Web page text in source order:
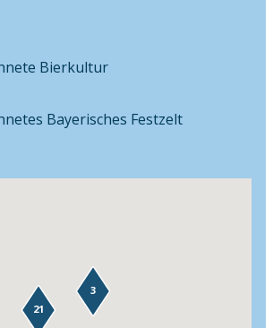
Bierkultur
Festzelt
21
3